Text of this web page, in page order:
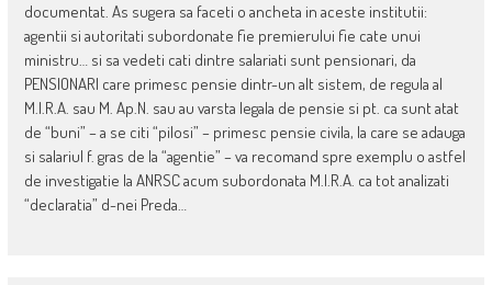
documentat. As sugera sa faceti o ancheta in aceste institutii:
agentii si autoritati subordonate fie premierului fie cate unui
ministru… si sa vedeti cati dintre salariati sunt pensionari, da
PENSIONARI care primesc pensie dintr-un alt sistem, de regula al
M.I.R.A. sau M. Ap.N. sau au varsta legala de pensie si pt. ca sunt atat
de “buni” – a se citi “pilosi” – primesc pensie civila, la care se adauga
si salariul f. gras de la “agentie” – va recomand spre exemplu o astfel
de investigatie la ANRSC acum subordonata M.I.R.A. ca tot analizati
“declaratia” d-nei Preda…